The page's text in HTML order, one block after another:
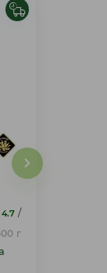
4.7 /
г